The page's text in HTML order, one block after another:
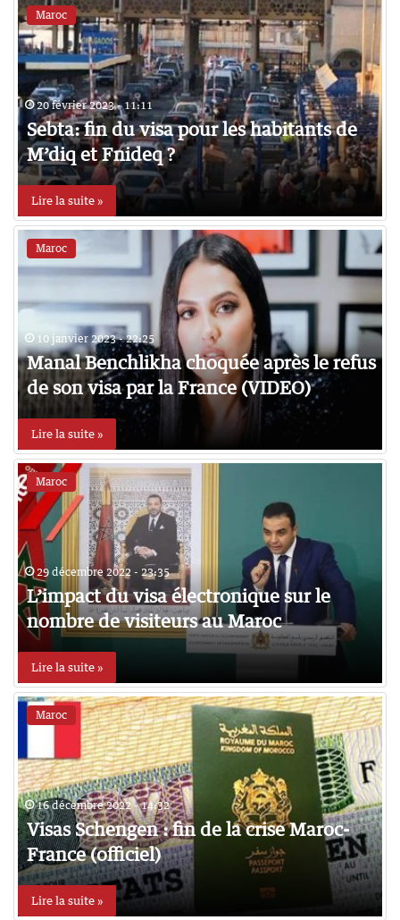
Maroc
20 février 2023 - 11:11
Sebta: fin du visa pour les habitants de
M’diq et Fnideq ?
Lire la suite »
Maroc
10 janvier 2023 - 22:25
Manal Benchlikha choquée après le refus
de son visa par la France (VIDEO)
Lire la suite »
Maroc
29 décembre 2022 - 23:35
L’impact du visa électronique sur le
nombre de visiteurs au Maroc
Lire la suite »
Maroc
16 décembre 2022 - 14:32
Visas Schengen : fin de la crise Maroc-
France (officiel)
Lire la suite »